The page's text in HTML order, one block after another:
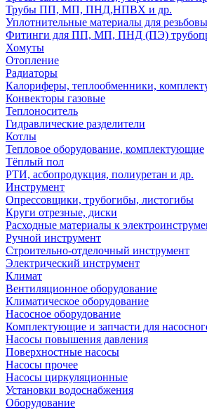
Трубы ПП, МП, ПНД,НПВХ и др.
Уплотнительные материалы для
Фитинги для ПП, МП, ПНД (ПЭ)
Хомуты
Отопление
Радиаторы
Калориферы, теплообменники,
Конвекторы газовые
Теплоноситель
Гидравлические разделители
Котлы
Тепловое оборудование, комплектующие
Тёплый пол
РТИ, асбопродукция, полиуретан и др.
Инструмент
Опрессовщики, трубогибы, листогибы
Круги отрезные, диски
Расходные материалы к
Ручной инструмент
Строительно-отделочный инструмент
Электрический инструмент
Климат
Вентиляционное оборудование
Климатическое оборудование
Насосное оборудование
Комплектующие и запчасти для
Насосы повышения давления
Поверхностные насосы
Насосы прочее
Насосы циркуляционные
Установки водоснабжения
Оборудование